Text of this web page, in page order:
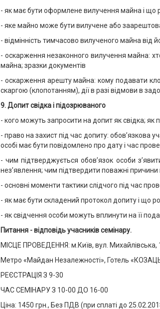
- як має бути оформлене вилучення майна і що
- яке майно може бути вилучене або
- відмінність тимчасово вилученого майна від
- оскарження незаконного вилучення майна:
майна; зразки документів
- оскарження арешту майна: кому подавати
скаргою (клопотанням), дії в разі відмови в
9.Допит свідка і підозрюваного
- кого можуть запросити на допит як свідка;
- право на захист під час допиту: обов’язкова
особі має бути повідомлено про дату і час
- чим підтверджується обов’язок особи
нез’явлення; чим підтвердити поважні причини
- основні моменти тактики слідчого під час
- як має бути складений протокол допиту і що
- як свідчення особи можуть вплинути на її
Питання - відповідь учасників семінару.
МІСЦЕ ПРОВЕДЕННЯ: м.Київ, вул. Михайлівська,
Метро «Майдан Незалежності», Готель
РЕЄСТРАЦІЯ З 9-30
ЧАС СЕМІНАРУ З 10-00 ДО 16-00
Ціна: 1450 грн., Без ПДВ (при сплаті до